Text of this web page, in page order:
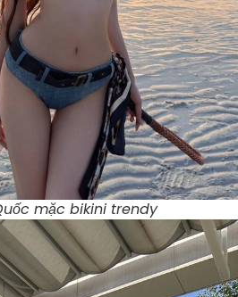
mặc bikini trendy